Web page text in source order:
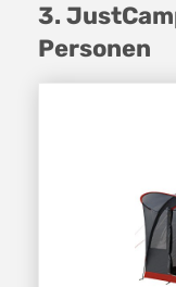
3.
Personen